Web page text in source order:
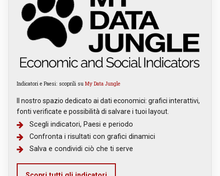
Indicatori e Paesi: scoprili su My Data Jungle
Il nostro spazio dedicato ai dati economici: grafici interattivi,
fonti verificate e possibilità di salvare i tuoi layout.
Scegli indicatori, Paesi e periodo
Confronta i risultati con grafici dinamici
Salva e condividi ciò che ti serve